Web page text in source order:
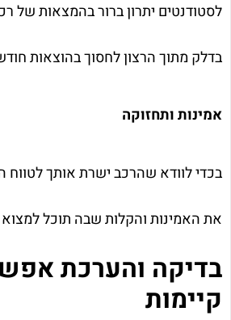
לסטודנטים יתרון ברור בהמצאות של
בדלק מתוך הרצון לחסוך בהוצאות
אמינות ותחזוקה
בכדי לוודא שהרכב ישרת אותך לטווח
את האמינות והקלות שבה תוכל למצוא
בדיקה והערכת
קיימות